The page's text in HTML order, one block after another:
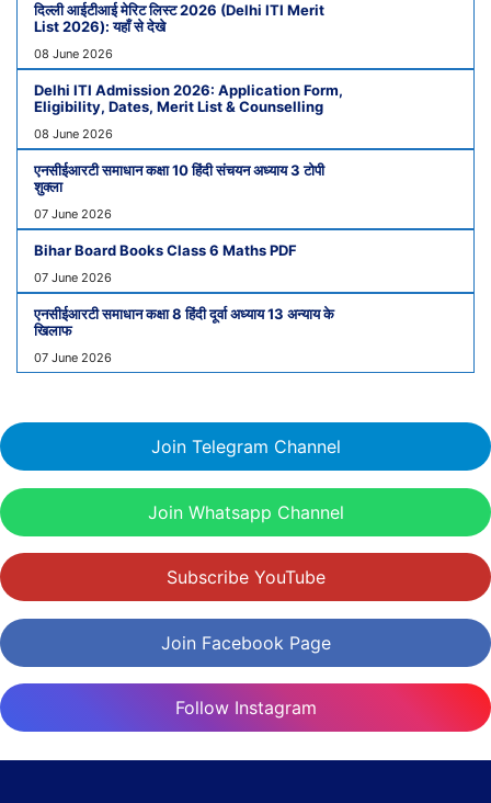
दिल्ली आईटीआई मेरिट लिस्ट 2026 (Delhi ITI Merit
List 2026): यहाँ से देखे
08 June 2026
Delhi ITI Admission 2026: Application Form,
Eligibility, Dates, Merit List & Counselling
08 June 2026
एनसीईआरटी समाधान कक्षा 10 हिंदी संचयन अध्याय 3 टोपी
शुक्ला
07 June 2026
Bihar Board Books Class 6 Maths PDF
07 June 2026
एनसीईआरटी समाधान कक्षा 8 हिंदी दूर्वा अध्याय 13 अन्याय के
खिलाफ
07 June 2026
Join Telegram Channel
Join Whatsapp Channel
Subscribe YouTube
Join Facebook Page
Follow Instagram